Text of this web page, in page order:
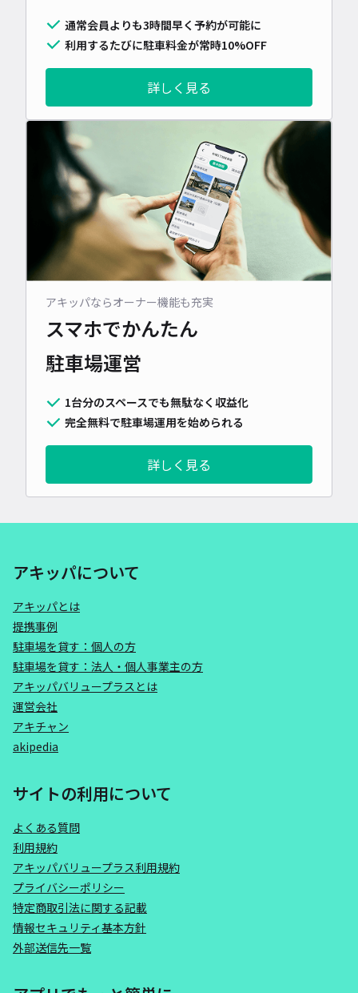
通常会員よりも3時間早く予約が可能に
利用するたびに駐車料金が常時10%OFF
詳しく見る
アキッパならオーナー機能も充実
スマホでかんたん
駐車場運営
1台分のスペースでも無駄なく収益化
完全無料で駐車場運用を始められる
詳しく見る
アキッパについて
アキッパとは
提携事例
駐車場を貸す：個人の方
駐車場を貸す：法人・個人事業主の方
アキッパバリュープラスとは
運営会社
アキチャン
akipedia
サイトの利用について
よくある質問
利用規約
アキッパバリュープラス利用規約
プライバシーポリシー
特定商取引法に関する記載
情報セキュリティ基本方針
外部送信先一覧